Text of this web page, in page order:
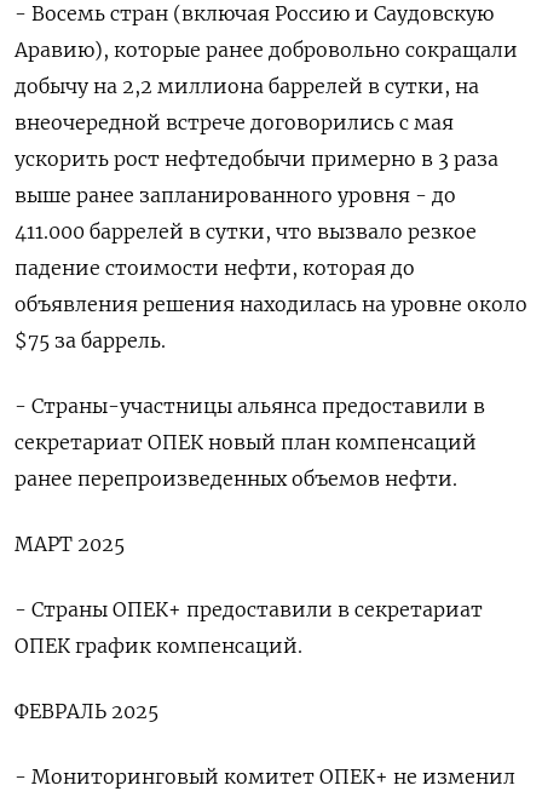
- Восемь стран (включая Россию и Саудовскую
Аравию), которые ранее добровольно сокращали
добычу на 2,2 миллиона баррелей в сутки, на
внеочередной встрече договорились с мая
ускорить рост нефтедобычи примерно в 3 раза
выше ранее запланированного уровня - до
411.000 баррелей в сутки, что вызвало резкое
падение стоимости нефти, которая до
объявления решения находилась на уровне около
$75 за баррель.
- Страны-участницы альянса предоставили в
секретариат ОПЕК новый план компенсаций
ранее перепроизведенных объемов нефти.
МАРТ 2025
- Страны ОПЕК+ предоставили в секретариат
ОПЕК график компенсаций.
ФЕВРАЛЬ 2025
- Мониторинговый комитет ОПЕК+ не изменил